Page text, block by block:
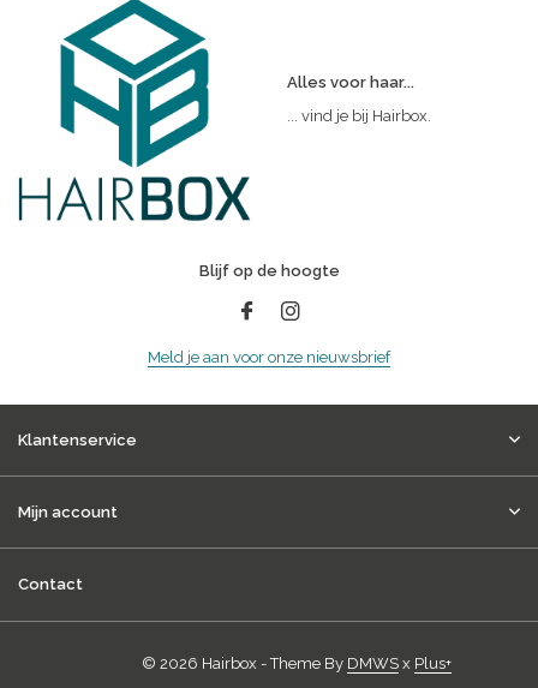
Alles voor haar...
... vind je bij Hairbox.
Blijf op de hoogte
Meld je aan voor onze nieuwsbrief
Klantenservice
Mijn account
Contact
© 2026 Hairbox - Theme By DMWSx Plus+